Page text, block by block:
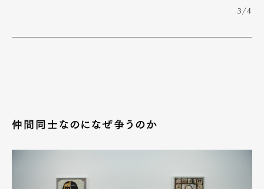
3/4
仲間同士なのになぜ争うのか